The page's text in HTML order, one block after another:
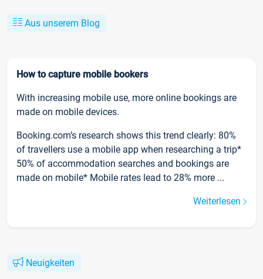
Aus unserem Blog
How to capture mobile bookers
With increasing mobile use, more online bookings are
made on mobile devices.
Booking.com’s research shows this trend clearly: 80%
of travellers use a mobile app when researching a trip*
50% of accommodation searches and bookings are
made on mobile* Mobile rates lead to 28% more ...
Weiterlesen
Neuigkeiten